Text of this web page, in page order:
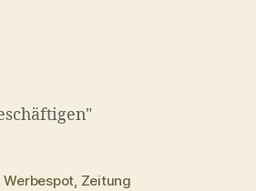
,Werbespot Zeitung